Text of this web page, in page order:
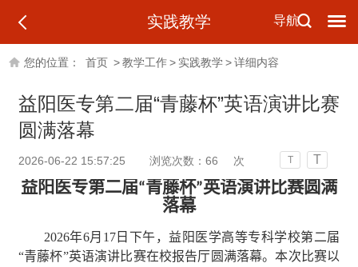
导航
实践教学
您的位置： 首页 >教学工作> 实践教学>详细内容
益阳医专第二届“青藤杯”英语演讲比赛
圆满落幕
2026-06-22 15:57:25 浏览次数： 66 次 T T
益阳医专第二届“青藤杯”英语演讲比赛圆满
落幕
2026年6月17日下午，益阳医学高等专科学校第二届
“青藤杯”英语演讲比赛在校报告厅圆满落幕。本次比赛以